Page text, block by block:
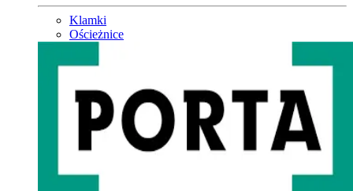
Klamki
Ościeżnice